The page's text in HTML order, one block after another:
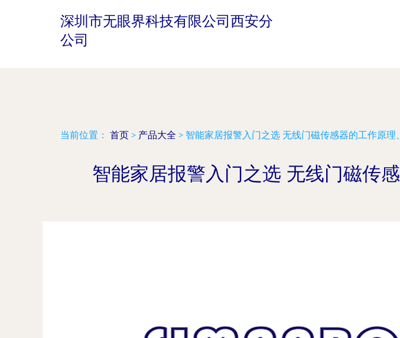
深圳市无眼界科技有限公司西安分
公司
当前位置： 首页 > 产品大全 > 智能家居报警入门之选 无线门磁传感器的工作原理
智能家居报警入门之选 无线门磁传